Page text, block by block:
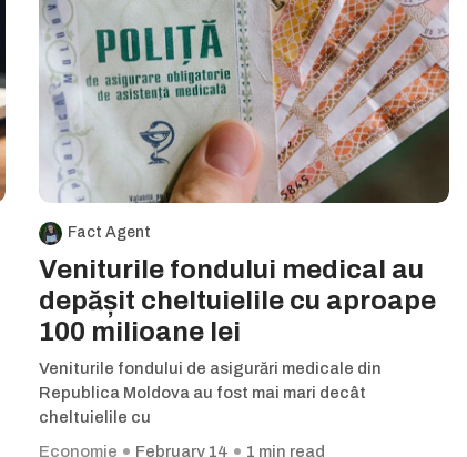
Fact Agent
Veniturile fondului medical au
depășit cheltuielile cu aproape
100 milioane lei
Veniturile fondului de asigurări medicale din
Republica Moldova au fost mai mari decât
cheltuielile cu
Economie
February 14 1 min read